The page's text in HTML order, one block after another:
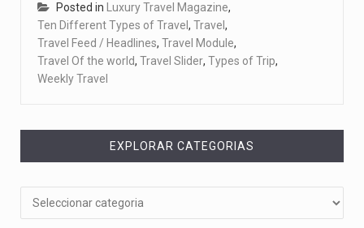
Posted in Luxury Travel Magazine,
Ten Different Types of Travel , Travel ,
Travel Feed / Headlines, Travel Module,
Travel Of the world, Travel Slider, Types of Trip,
Weekly Travel
EXPLORAR CATEGORIAS